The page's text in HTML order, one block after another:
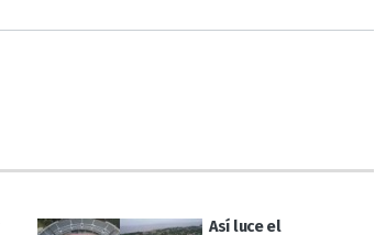
Así luce el